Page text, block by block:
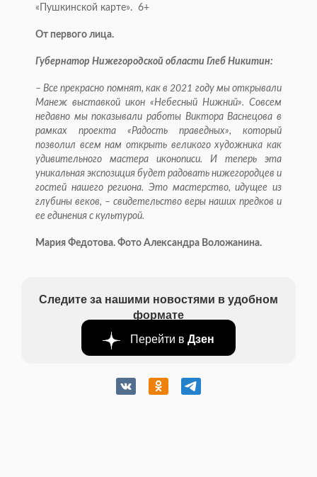
«Пушкинской карте». 6+
От первого лица.
Губернатор Нижегородской области Глеб Никитин:
– Все прекрасно помнят, как в 2021 году мы открывали
Манеж выставкой икон «Небесный Нижний». Совсем
недавно мы показывали работы Виктора Васнецова в
рамках проекта «Радость праведных», который
позволил всем нам открыть великого художника как
удивительного мастера иконописи. И теперь эта
уникальная экспозиция будет радовать нижегородцев и
гостей нашего региона. Это мастерство, идущее из
глубины веков, – свидетельство веры наших предков и
ее единения с культурой.
Мария Федотова. Фото Александра Воложанина.
Следите за нашими новостями в удобном
формате
Перейти в Дзен